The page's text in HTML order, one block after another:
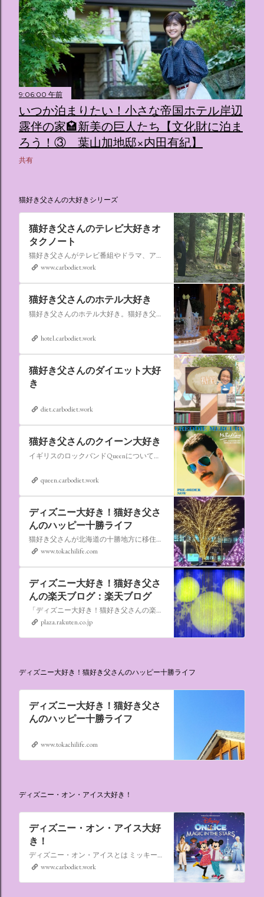
9:06:00 午前
いつか泊まりたい！小さな帝国ホテル岸辺
露伴の家🏩新美の巨人たち【文化財に泊ま
ろう！③ 葉山加地邸×内田有紀】
共有
猫好き父さんの大好きシリーズ
猫好き父さんのテレビ大好きオ
タクノート
猫好き父さんがテレビ番組やドラマ、アニメ、特撮ヒーロー,そしてダイエットについて書いたブログです。
www.carbodiet.work
猫好き父さんのホテル大好き
猫好き父さんのホテル大好き。猫好き父さんが宿泊したホテルの情報を徒然なるままに書いていきます。
hotel.carbodiet.work
猫好き父さんのダイエット大好
き
diet.carbodiet.work
猫好き父さんのクイーン大好き
イギリスのロックバンドQueenについての情報をアップします。
queen.carbodiet.work
ディズニー大好き！猫好き父さ
んのハッピー十勝ライフ
猫好き父さんが北海道の十勝地方に移住しました。なれない北海道の暮らしについてお伝えします。
www.tokachilife.com
ディズニー大好き！猫好き父さ
んの楽天ブログ：楽天ブログ
「ディズニー大好き！猫好き父さんの楽天ブログ」にようこそ！ いろんなブログサービスが廃止になるなか満を持して楽天ブログをはじめようと思います。 よろしくお願いいたします。
plaza.rakuten.co.jp
ディズニー大好き！猫好き父さんのハッピー十勝ライフ
ディズニー大好き！猫好き父さ
んのハッピー十勝ライフ
www.tokachilife.com
ディズニー・オン・アイス大好き！
ディズニー・オン・アイス大好
き！
ディズニー・オン・アイスとは ミッキーマウスやミニーマウスをはじめ、たくさんのディズニーキャラクターが登場し、世代を超えて愛され続けている、氷の上のミュージカルショーです。
www.carbodiet.work